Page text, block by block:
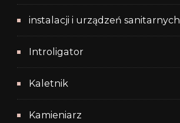
instalacji i urządzeń sanitarnych
Introligator
Kaletnik
Kamieniarz